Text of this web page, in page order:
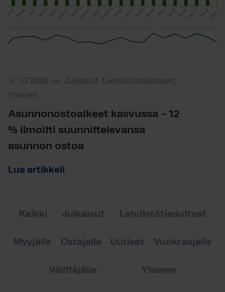
1.7.2026
Julkaisut, Lehdistötiedotteet,
Yleinen
Asunnonostoaikeet kasvussa – 12
% ilmoitti suunnittelevansa
asunnon ostoa
Lue artikkeli
Kaikki Julkaisut Lehdistötiedotteet
Myyjälle Ostajalle Uutiset Vuokraajalle
Välittäjälle Yleinen